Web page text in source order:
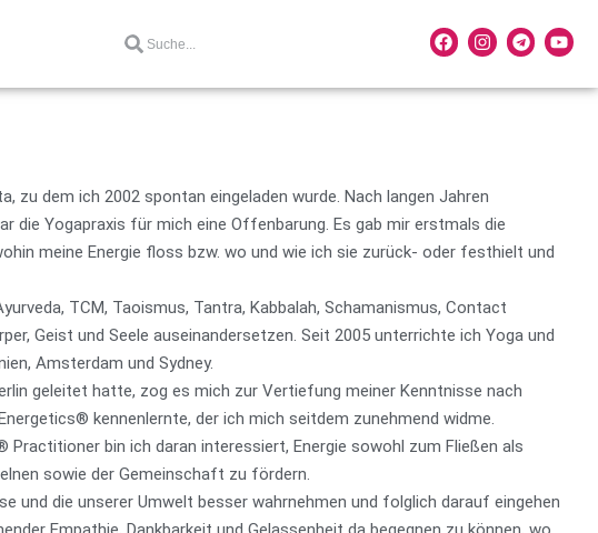
dem ich 2002 spontan eingeladen wurde. Nach langen Jahren
die Yogapraxis für mich eine Offenbarung. Es gab mir erstmals die
meine Energie floss bzw. wo und wie ich sie zurück- oder festhielt und
TCM, Taoismus, Tantra, Kabbalah, Schamanismus, Contact
Geist und Seele auseinandersetzen. Seit 2005 unterrichte ich Yoga und
Amsterdam und Sydney.
geleitet hatte, zog es mich zur Vertiefung meiner Kenntnisse nach
kennenlernte, der ich mich seitdem zunehmend widme.
bin ich daran interessiert, Energie sowohl zum Fließen als
sowie der Gemeinschaft zu fördern.
und die unserer Umwelt besser wahrnehmen und folglich darauf eingehen